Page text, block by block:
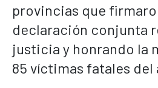
provincias que
declaración conjunta
justicia y honrando la
85 víctimas fatales del